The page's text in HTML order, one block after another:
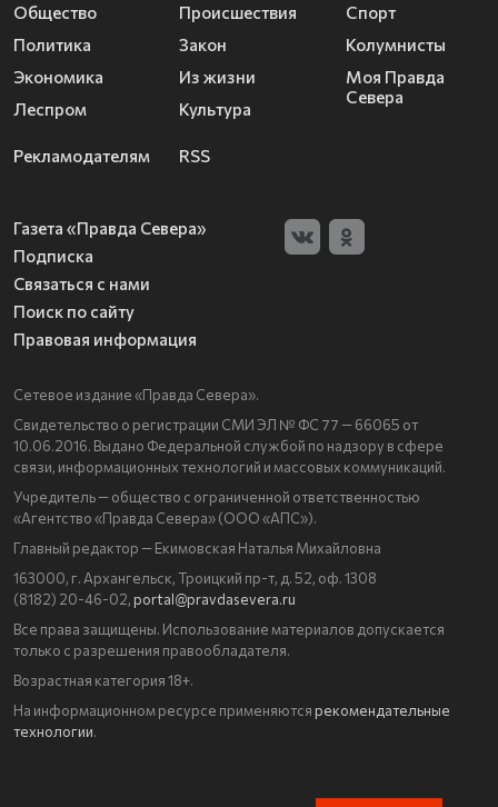
Общество
Политика
Экономика
Леспром
Происшествия
Закон
Из жизни
Культура
Спорт
Колумнисты
Моя Правда
Севера
Рекламодателям RSS
Газета «Правда Севера»
Подписка
Связаться с нами
Поиск по сайту
Правовая информация
Сетевое издание «Правда Севера».
Свидетельство о регистрации СМИ ЭЛ № ФС 77 — 66065 от
10.06.2016. Выдано Федеральной службой по надзору в сфере
связи, информационных технологий и массовых коммуникаций.
Учредитель — общество с ограниченной ответственностью
«Агентство «Правда Севера» (ООО «АПС»).
Главный редактор — Екимовская Наталья Михайловна
163000, г. Архангельск, Троицкий пр-т, д. 52, оф. 1308
(8182) 20-46-02, portal@pravdasevera.ru
Все права защищены. Использование материалов допускается
только с разрешения правообладателя.
Возрастная категория 18+.
На информационном ресурсе применяются рекомендательные
технологии.